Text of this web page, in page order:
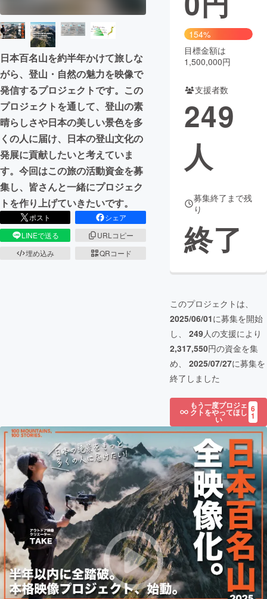
CAMPFIRE for Social Good
CAMPFIRE Creation
CAMPFIREふるさと納税
コミュニティ
日本百名山を約半年かけて旅しな
がら、登山・自然の魅力を映像で
発信するプロジェクトです。この
プロジェクトを通して、登山の素
晴らしさや日本の美しい景色を多
くの人に届け、日本の登山文化の
発展に貢献したいと考えていま
す。今回はこの旅の活動資金を募
集し、皆さんと一緒にプロジェク
トを作り上げていきたいです。
ポスト
シェア
LINEで送る
URLコピー
埋め込み
QRコード
154%
目標金額は
1,500,000円
支援者数
249
人
募集終了まで残
り
終了
このプロジェクトは、
2025/06/01に募集を開始
し、 249人の支援により
2,317,550円の資金を集
め、 2025/07/27に募集を
終了しました
もう一度プロジェ
クトをやってほし
い
6
1